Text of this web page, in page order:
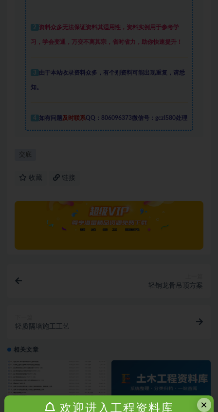
2 资料众多无法保证资料其适用性，资料实例 用于参考学
习，学会变通，万变不离其宗，省时省力，助你快速提升！
3 由于本站收录资料众多，有个别资料可能出现重复，请悉
知。
4 如有问题及时联系QQ：806096373微信号：gczl580处理
交底
收藏 链接
轻钢龙骨吊顶方案
轻质隔墙施工工艺
相关文章
×
欢迎进入工程资料库